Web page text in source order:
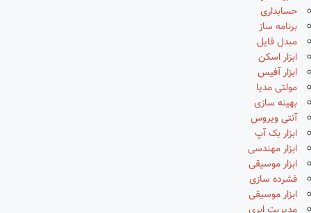
حسابداری
برنامه ساز
مبدل فایل
ابزار اسکن
ابزار آفیس
مولتی مدیا
بهینه سازی
آنتی ویروس
ابزار بک آپ
ابزار مهندسی
ابزار موسیقی
فشرده سازی
ابزار موسیقی